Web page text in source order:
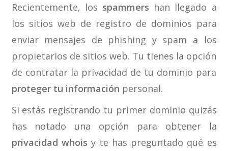
Recientemente, los spammers han llegado a
los sitios web de registro de dominios para
enviar mensajes de phishing y spam a los
propietarios de sitios web. Tu tienes la opción
de contratar la privacidad de tu dominio para
proteger tu información personal.
Si estás registrando tu primer dominio quizás
has notado una opción para obtener la
privacidad whois y te has preguntado qué es